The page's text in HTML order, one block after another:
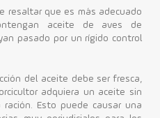
resaltar que es más adecuado
aceite de aves de
pasado por un rígido control
del aceite debe ser fresca,
adquiera un aceite sin
Esto puede causar una